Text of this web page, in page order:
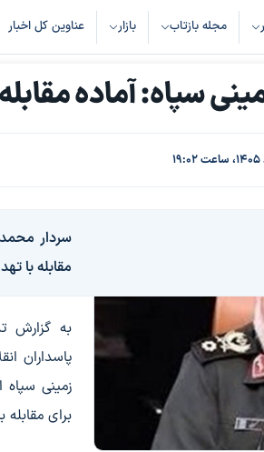
مجله بازتاب بازار عناوین کل اخبار
سپاه: آماده
مقابله با
به گزارش
پاسداران
زمینی
برای